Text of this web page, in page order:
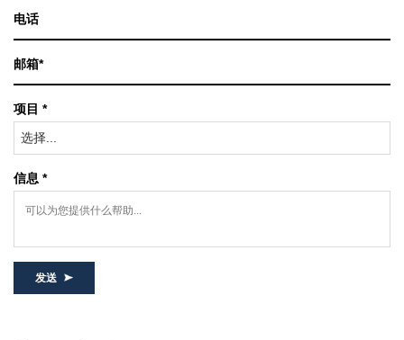
项目 *
选择...
信息 *
发送